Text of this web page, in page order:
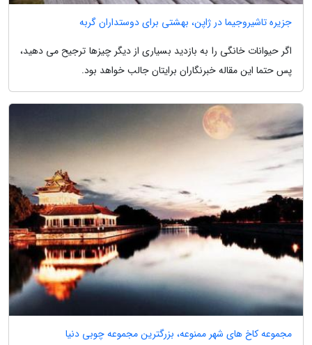
جزیره تاشیروجیما در ژاپن، بهشتی برای دوستداران گربه
اگر حیوانات خانگی را به بازدید بسیاری از دیگر چیزها ترجیح می دهید،
پس حتما این مقاله خبرنگاران برایتان جالب خواهد بود.
مجموعه کاخ های شهر ممنوعه، بزرگترین مجموعه چوبی دنیا